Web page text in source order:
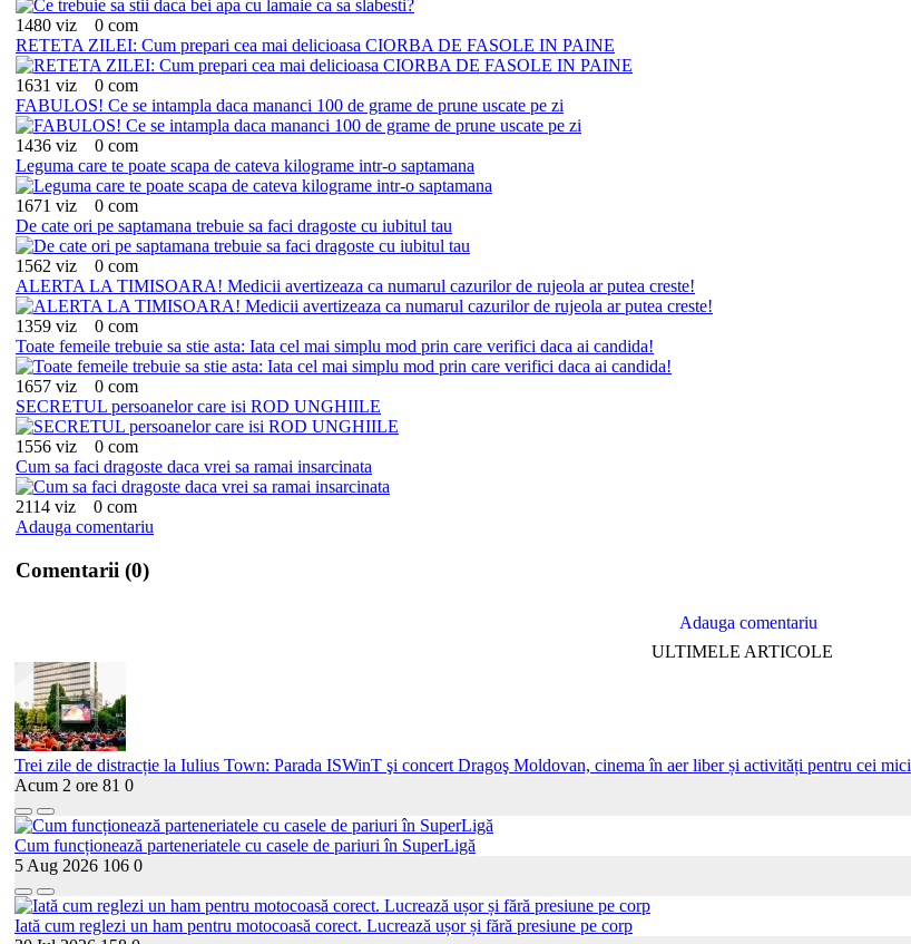
1480 viz
0 com
RETETA ZILEI: Cum prepari cea mai delicioasa CIORBA DE FASOLE IN PAINE
1631 viz
0 com
FABULOS! Ce se intampla daca mananci 100 de grame de prune uscate pe zi
1436 viz
0 com
Leguma care te poate scapa de cateva kilograme intr-o saptamana
1671 viz
0 com
De cate ori pe saptamana trebuie sa faci dragoste cu iubitul tau
1562 viz
0 com
ALERTA LA TIMISOARA! Medicii avertizeaza ca numarul cazurilor de rujeola ar putea creste!
1359 viz
0 com
Toate femeile trebuie sa stie asta: Iata cel mai simplu mod prin care verifici daca ai candida!
1657 viz
0 com
SECRETUL persoanelor care isi ROD UNGHIILE
1556 viz
0 com
Cum sa faci dragoste daca vrei sa ramai insarcinata
2114 viz
0 com
Adauga comentariu
Comentarii (0)
Adauga comentariu
ULTIMELE ARTICOLE
Trei zile de distracție la Iulius Town: Parada ISWinT şi concert Dragoş Moldovan, cinema în aer liber și activități pentru cei mici
Acum 2 ore 81 0
Cum funcționează parteneriatele cu casele de pariuri în SuperLigă
5 Aug 2026 106 0
Iată cum reglezi un ham pentru motocoasă corect. Lucrează ușor și fără presiune pe corp